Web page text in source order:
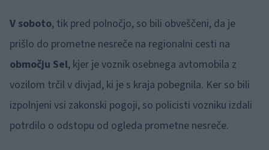
V soboto, tik pred polnočjo, so bili obveščeni, da je
prišlo do prometne nesreče na regionalni cesti na
območju Sel, kjer je voznik osebnega avtomobila z
vozilom trčil v divjad, ki je s kraja pobegnila. Ker so bili
izpolnjeni vsi zakonski pogoji, so policisti vozniku izdali
potrdilo o odstopu od ogleda prometne nesreče.